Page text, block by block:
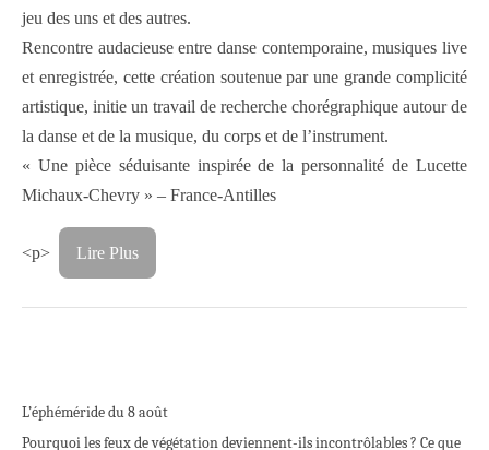
jeu des uns et des autres.
Rencontre audacieuse entre danse contemporaine, musiques live
et enregistrée, cette création soutenue par une grande complicité
artistique, initie un travail de recherche chorégraphique autour de
la danse et de la musique, du corps et de l’instrument.
« Une pièce séduisante inspirée de la personnalité de Lucette
Michaux-Chevry » – France-Antilles
<p> Lire Plus
L’éphéméride du 8 août
Pourquoi les feux de végétation deviennent-ils incontrôlables ? Ce que